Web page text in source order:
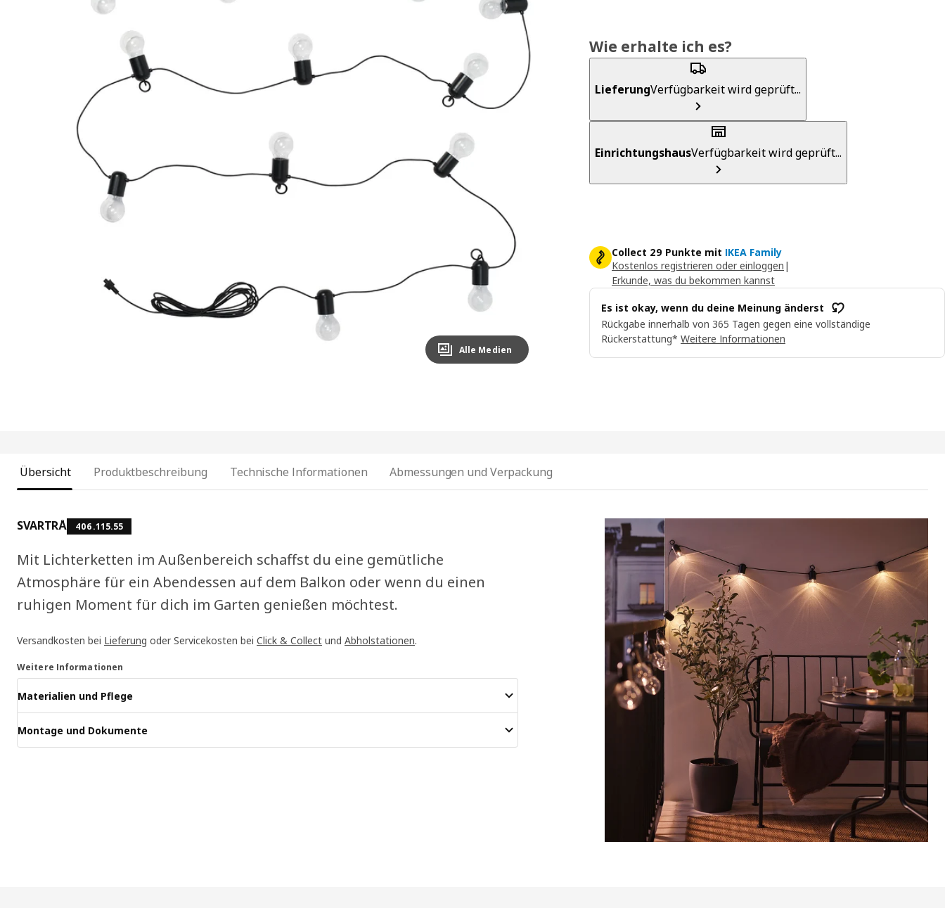
Image zoomed out, normal view
Alle Medien
Wie erhalte ich es?
LieferungVerfügbarkeit wird geprüft...
EinrichtungshausVerfügbarkeit wird geprüft...
Collect 29 Punkte mit IKEA Family
Kostenlos registrieren oder einloggen |
Erkunde, was du bekommen kannst
Es ist okay, wenn du deine Meinung änderst
Rückgabe innerhalb von 365 Tagen gegen eine vollständige
Rückerstattung* Weitere Informationen
Übersicht Produktbeschreibung Technische Informationen Abmessungen und Verpackung
SVARTRÅ 406.115.55
Mit Lichterketten im Außenbereich schaffst du eine gemütliche
Atmosphäre für ein Abendessen auf dem Balkon oder wenn du einen
ruhigen Moment für dich im Garten genießen möchtest.
Versandkosten bei Lieferung oder Servicekosten bei Click & Collect und Abholstationen.
Weitere Informationen
Materialien und Pflege
Montage und Dokumente